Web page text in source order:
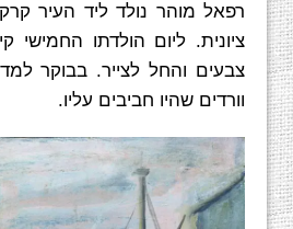
רפאל מוהר נולד ליד העיר
ציונית. ליום הולדתו
צבעים והחל לצייר. בבוקר
וורדים שהיו חביבים עליו.